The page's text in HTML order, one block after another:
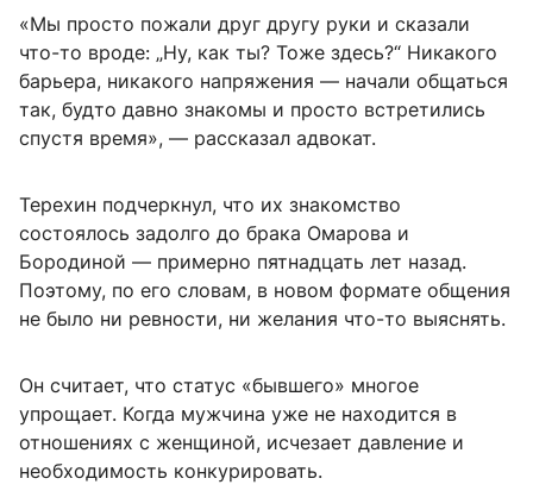
«Мы просто пожали друг другу руки и сказали
что-то вроде: „Ну, как ты? Тоже здесь?“ Никакого
барьера, никакого напряжения — начали общаться
так, будто давно знакомы и просто встретились
спустя время», — рассказал адвокат.
Терехин подчеркнул, что их знакомство
состоялось задолго до брака Омарова и
Бородиной — примерно пятнадцать лет назад.
Поэтому, по его словам, в новом формате общения
не было ни ревности, ни желания что-то выяснять.
Он считает, что статус «бывшего» многое
упрощает. Когда мужчина уже не находится в
отношениях с женщиной, исчезает давление и
необходимость конкурировать.